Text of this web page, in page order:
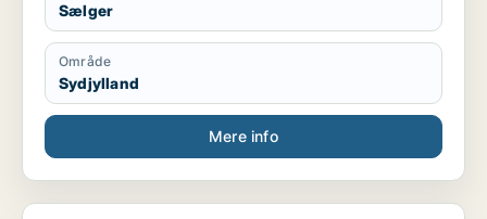
Sælger
Område
Sydjylland
Mere info